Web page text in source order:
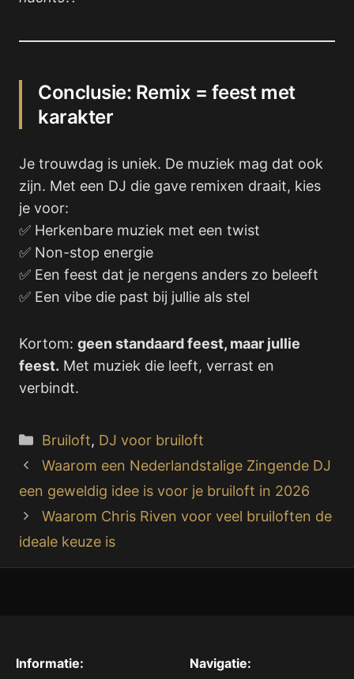
Conclusie: Remix = feest met
karakter
Je trouwdag is uniek. De muziek mag dat ook
zijn. Met een DJ die gave remixen draait, kies
je voor:
✅ Herkenbare muziek met een twist
✅ Non-stop energie
✅ Een feest dat je nergens anders zo beleeft
✅ Een vibe die past bij jullie als stel
Kortom: geen standaard feest, maar jullie
feest. Met muziek die leeft, verrast en
verbindt.
Categorieën
Bruiloft, DJ voor bruiloft
Waarom een Nederlandstalige Zingende DJ
een geweldig idee is voor je bruiloft in 2026
Waarom Chris Riven voor veel bruiloften de
ideale keuze is
Informatie: Navigatie: